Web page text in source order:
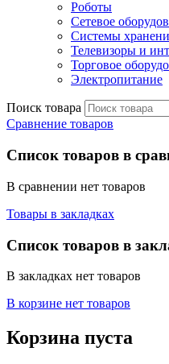
Роботы
Сетевое
Системы
Телевизоры и
Торговое
Электропитание
Поиск товара
Сравнение товаров
Список товаров в
В сравнении нет товаров
Товары в закладках
Список товаров в
В закладках нет товаров
В корзине нет товаров
Корзина пуста